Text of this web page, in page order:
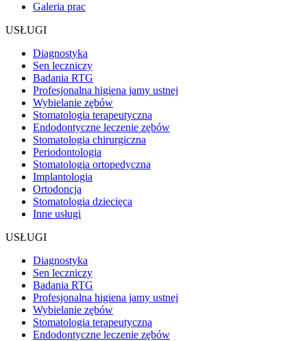
Galeria prac
USŁUGI
Diagnostyka
Sen leczniczy
Badania RTG
Profesjonalna higiena jamy ustnej
Wybielanie zębów
Stomatologia terapeutyczna
Endodontyczne leczenie zębów
Stomatologia chirurgiczna
Periodontologia
Stomatologia ortopedyczna
Implantologia
Ortodoncja
Stomatologia dziecięca
Inne usługi
USŁUGI
Diagnostyka
Sen leczniczy
Badania RTG
Profesjonalna higiena jamy ustnej
Wybielanie zębów
Stomatologia terapeutyczna
Endodontyczne leczenie zębów